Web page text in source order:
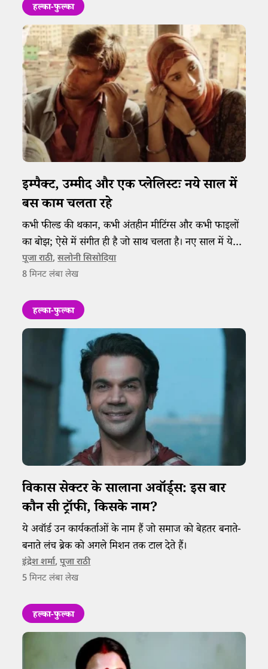
हल्का-फुल्का
इम्पैक्ट, उम्मीद और एक प्लेलिस्टः नये साल में
बस काम चलता रहे
कभी फील्ड की थकान, कभी अंतहीन मीटिंग्स और कभी फाइलों
का बोझ; ऐसे में संगीत ही है जो साथ चलता है। नए साल में ये
धुनें हमें याद दिलाती हैं कि बदलाव की राह लंबी सही, लेकिन हर
छोटा कदम मायने रखता है।
पूजा राठी,सलोनी सिसोदिया
8 मिनट लंबा लेख
हल्का-फुल्का
विकास सेक्टर के सालाना अवॉर्ड्स: इस बार
कौन सी ट्रॉफी, किसके नाम?
ये अवॉर्ड उन कार्यकर्ताओं के नाम हैं जो समाज को बेहतर बनाते-
बनाते लंच ब्रेक को अगले मिशन तक टाल देते हैं।
इंद्रेश शर्मा,पूजा राठी
5 मिनट लंबा लेख
हल्का-फुल्का